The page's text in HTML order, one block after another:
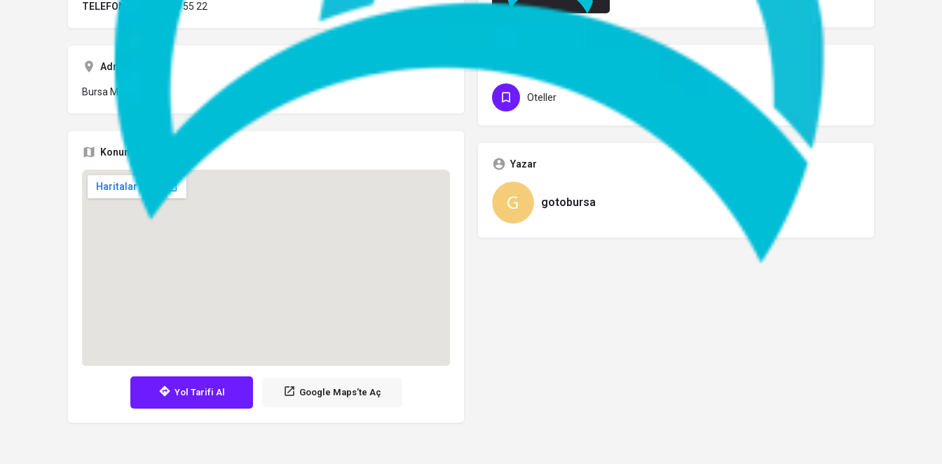
TELEFON:
0 (224) 220 55 22
Adres
Bursa Merkez
Konum
Yol Tarifi Al Google Maps'te Aç
Oteller
Yazar
gotobursa